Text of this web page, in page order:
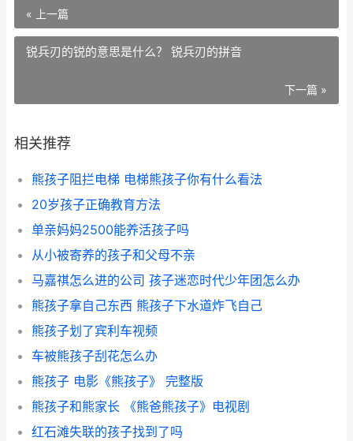
« 上一篇
锐兵刃的锐的意思是什么？ 锐兵刃的拼音
下一篇 »
相关推荐
熊孩子阻拦电梯 电梯熊孩子你有什么看法
20岁孩子正确教育方法
单亲妈妈2500能养活孩子吗
从小被寄养的孩子和父母不亲
马嘉祺怎么进的公司 孩子迷恋时代少年团怎么办
熊孩子拿自己东西 熊孩子下水道炸飞自己
熊孩子划了宾利车视频
车被熊孩子刮花怎么办
熊孩子 电影《熊孩子》 完整版
熊孩子和熊家长 《熊爸熊孩子》电视剧
红石滩失联的孩子找到了吗